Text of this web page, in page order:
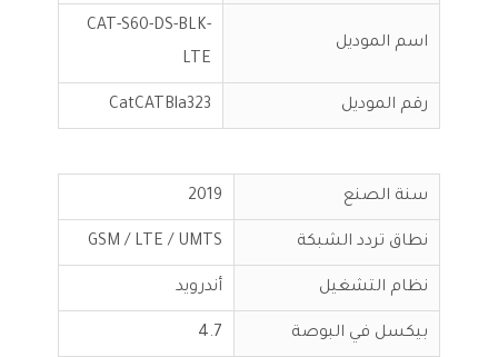
اسم الموديل
CAT-S60-DS-BLK-
LTE
رقم الموديل CatCATBla323
سنة الصنع 2019
نطاق تردد الشبكة GSM / LTE / UMTS
نظام التشغيل أندرويد
بيكسل في البوصة 4.7